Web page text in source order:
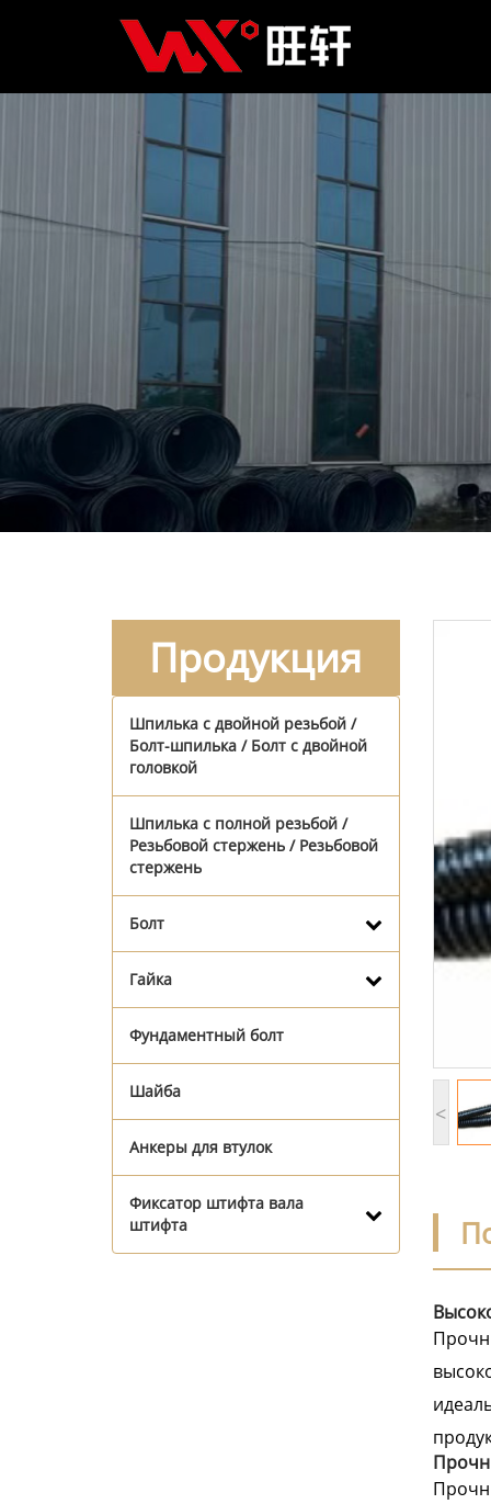
Продукция
Шпилька с двойной резьбой /
Болт-шпилька / Болт с двойной
головкой
Шпилька с полной резьбой /
Резьбовой стержень / Резьбовой
стержень
Болт
Гайка
Фундаментный болт
Шайба
Анкеры для втулок
Фиксатор штифта вала
штифта
<